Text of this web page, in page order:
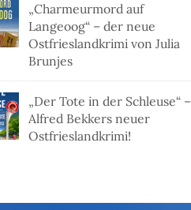
„Charmeurmord auf
Langeoog“ – der neue
Ostfrieslandkrimi von Julia
Brunjes
„Der Tote in der Schleuse“ –
Alfred Bekkers neuer
Ostfrieslandkrimi!